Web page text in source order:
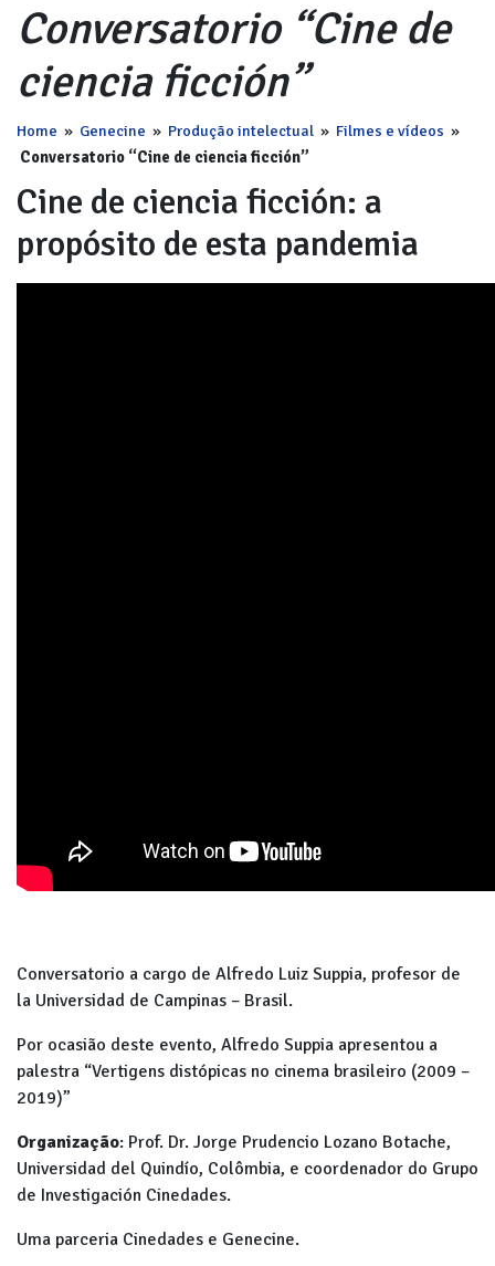
Conversatorio “Cine de
ciencia ficción”
Home » Genecine » Produção intelectual » Filmes e vídeos »
Conversatorio “Cine de ciencia ficción”
Cine de ciencia ficción: a
propósito de esta pandemia
Conversatorio a cargo de Alfredo Luiz Suppia, profesor de
la Universidad de Campinas – Brasil.
Por ocasião deste evento, Alfredo Suppia apresentou a
palestra “Vertigens distópicas no cinema brasileiro (2009 –
2019)”
Organização: Prof. Dr. Jorge Prudencio Lozano Botache,
Universidad del Quindío, Colômbia, e coordenador do Grupo
de Investigación Cinedades.
Uma parceria Cinedades e Genecine.